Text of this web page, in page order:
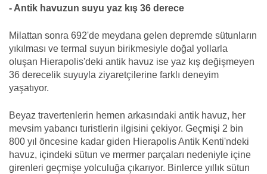
- Antik havuzun suyu yaz kış 36 derece
Milattan sonra 692'de meydana gelen depremde sütunların
yıkılması ve termal suyun birikmesiyle doğal yollarla
oluşan Hierapolis'deki antik havuz ise yaz kış değişmeyen
36 derecelik suyuyla ziyaretçilerine farklı deneyim
yaşatıyor.
Beyaz travertenlerin hemen arkasındaki antik havuz, her
mevsim yabancı turistlerin ilgisini çekiyor. Geçmişi 2 bin
800 yıl öncesine kadar giden Hierapolis Antik Kenti'ndeki
havuz, içindeki sütun ve mermer parçaları nedeniyle içine
girenleri geçmişe yolculuğa çıkarıyor. Binlerce yıllık sütun